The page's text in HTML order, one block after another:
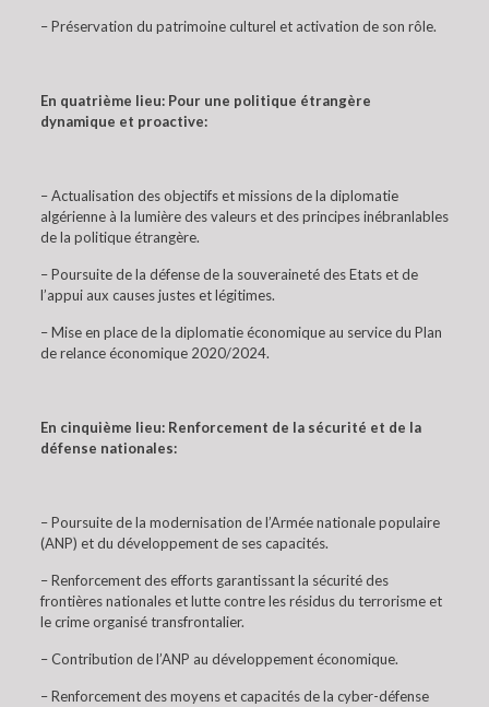
– Préservation du patrimoine culturel et activation de son rôle.
En quatrième lieu: Pour une politique étrangère
dynamique et proactive:
– Actualisation des objectifs et missions de la diplomatie
algérienne à la lumière des valeurs et des principes inébranlables
de la politique étrangère.
– Poursuite de la défense de la souveraineté des Etats et de
l’appui aux causes justes et légitimes.
– Mise en place de la diplomatie économique au service du Plan
de relance économique 2020/2024.
En cinquième lieu: Renforcement de la sécurité et de la
défense nationales:
– Poursuite de la modernisation de l’Armée nationale populaire
(ANP) et du développement de ses capacités.
– Renforcement des efforts garantissant la sécurité des
frontières nationales et lutte contre les résidus du terrorisme et
le crime organisé transfrontalier.
– Contribution de l’ANP au développement économique.
– Renforcement des moyens et capacités de la cyber-défense